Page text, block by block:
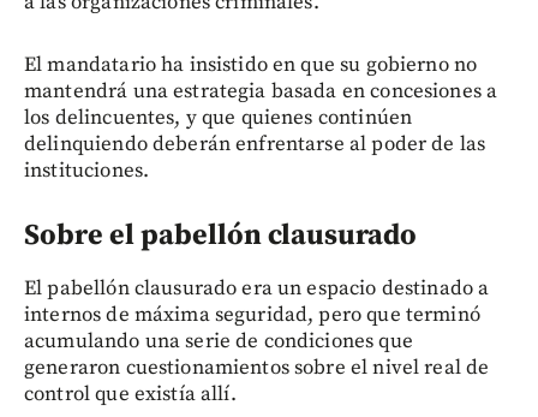
El mandatario ha insistido en que su gobierno no
mantendrá una estrategia basada en concesiones a
los delincuentes, y que quienes continúen
delinquiendo deberán enfrentarse al poder de las
instituciones.
Sobre el pabellón clausurado
El pabellón clausurado era un espacio destinado a
internos de máxima seguridad, pero que terminó
acumulando una serie de condiciones que
generaron cuestionamientos sobre el nivel real de
control que existía allí.